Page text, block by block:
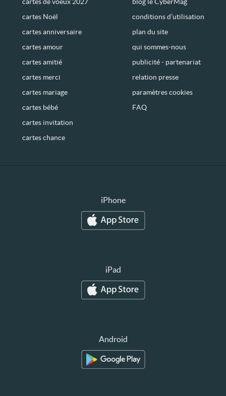
cartes Noël
cartes anniversaire
cartes amour
cartes amitié
cartes merci
cartes mariage
cartes bébé
cartes invitation
cartes chance
conditions d’utilisation
plan du site
qui sommes-nous
publicité - partenariat
relation presse
paramètres cookies
FAQ
iPhone
iPad
Android